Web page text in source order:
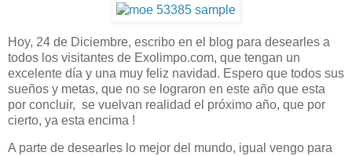
Hoy, 24 de Diciembre, escribo en el blog para desearles a
todos los visitantes de Exolimpo.com, que tengan un
excelente día y una muy feliz navidad. Espero que todos sus
sueños y metas, que no se lograron en este año que esta
por concluir, se vuelvan realidad el próximo año, que por
cierto, ya esta encima !
A parte de desearles lo mejor del mundo, igual vengo para